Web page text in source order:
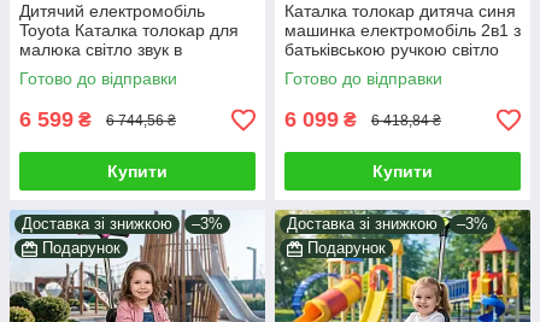
Дитячий електромобіль
Toyota Каталка толокар для
малюка світло звук в
комплекті пульт батьківська
ручка подарунок
Готово до відправки
6 599 ₴ 6 744,56 ₴
Купити
Каталка толокар дитяча синя
машинка електромобіль 2в1 з
батьківською ручкою світло
звук МР3 захист від падіння
Готово до відправки
6 099 ₴ 6 418,84 ₴
Купити
Доставка зі знижкою
–3%
Подарунок
Доставка зі знижкою
–3%
Подарунок